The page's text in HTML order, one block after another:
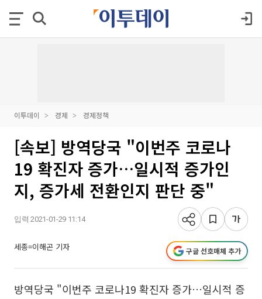
이투데이 경제 경제정책
[속보] 방역당국 "이번주 코로나
19 확진자 증가…일시적 증가인
지, 증가세 전환인지 판단 중"
입력 2021-01-29 11:14
세종=이해곤 기자 구글 선호매체 추가
방역당국 "이번주 코로나19 확진자 증가…일시적 증